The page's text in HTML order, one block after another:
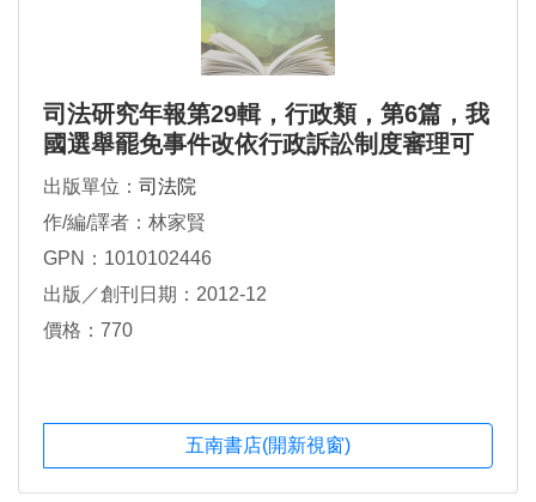
司法研究年報第29輯，行政類，第6篇，我
國選舉罷免事件改依行政訴訟制度審理可
行性之研究
出版單位： 司法院
作/編/譯者：林家賢
GPN：1010102446
出版／創刊日期：2012-12
價格：770
五南書店(開新視窗)